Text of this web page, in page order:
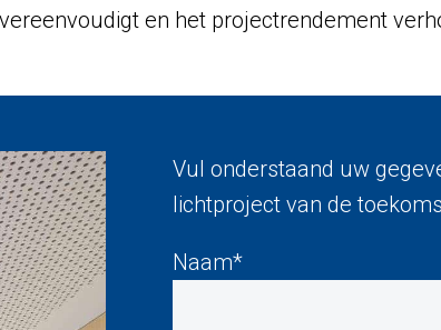
en het projectrendement
Vul onderstaand uw
lichtproject van de
Naam*